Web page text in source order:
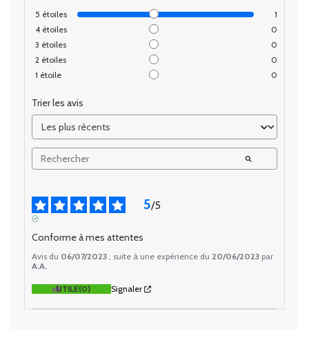
5 étoiles
1
4 étoiles
0
3 étoiles
0
2 étoiles
0
1 étoile 0
Trier les avis
5/5
Conforme à mes attentes
Avis du 06/07/2023 , suite à une expérience du 20/06/2023 par
A.A.
UTILE(0) Signaler